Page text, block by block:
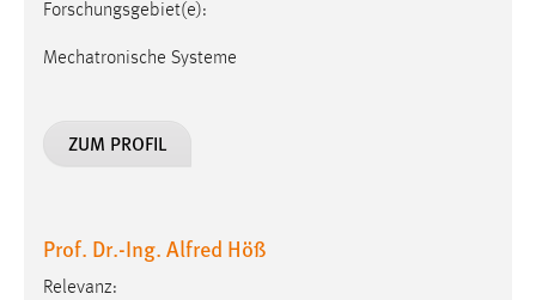
Forschungsgebiet(e):
Mechatronische Systeme
ZUM PROFIL
Prof. Dr.-Ing. Alfred Höß
Relevanz:
Login
Name:
Zweck:
24 Stunden